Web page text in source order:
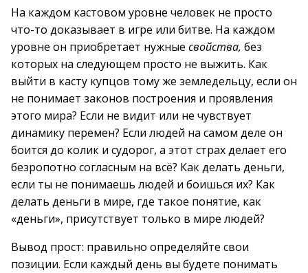
На каждом кастовом уровне человек не просто
что-то доказывает в игре или битве. На каждом
уровне он приобретает нужные свойства, без
которых на следующем просто не выжить. Как
выйти в касту купцов тому же земледельцу, если он
не понимает законов построения и проявления
этого мира? Если не видит или не чувствует
динамику перемен? Если людей на самом деле он
боится до колик и судорог, а этот страх делает его
безропотно согласным на всё? Как делать деньги,
если ты не понимаешь людей и боишься их? Как
делать деньги в мире, где такое понятие, как
«деньги», присутствует только в мире людей?
Вывод прост: правильно определяйте свои
позиции. Если каждый день вы будете понимать